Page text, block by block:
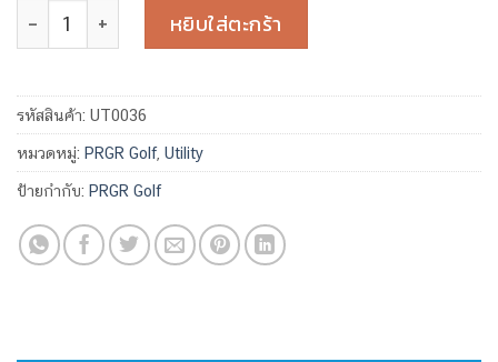
จำนวน PRGR RS U3 19* Diamana TM FOR PRGR R Flex
หยิบใส่ตะกร้า
รหัสสินค้า: UT0036
หมวดหมู่: PRGR Golf, Utility
ป้ายกำกับ: PRGR Golf